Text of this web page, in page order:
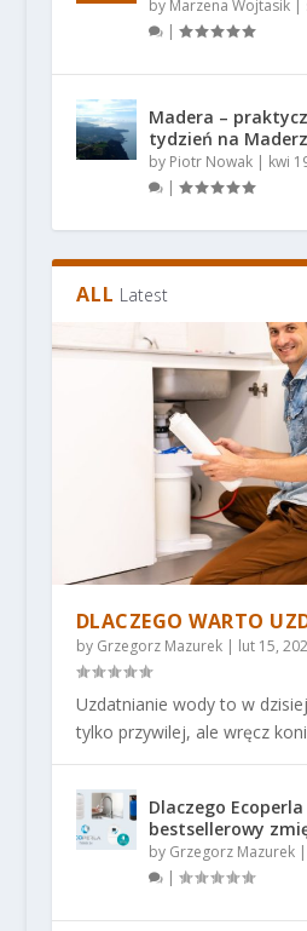
by Marzena Wojtasik|
|
Madera –
tydzień na
by Piotr Nowak| kwi
|
ALL Latest
DLACZEGO WARTO
by Grzegorz Mazurek| lut 15,
Uzdatnianie wody to w
tylko przywilej, ale wręcz
Dlaczego
bestsellerowy
by Grzegorz Mazurek|
|